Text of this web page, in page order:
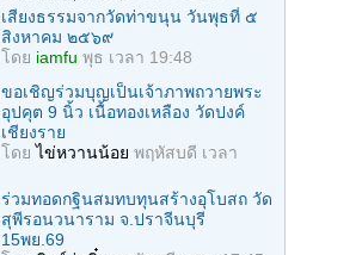
เสียงธรรมจากวัดท่าขนุน วันพุธที่ ๕
สิงหาคม ๒๕๖๙
โดย iamfu พุธ เวลา 19:48
ขอเชิญร่วมบุญเป็นเจ้าภาพถวายพระ
อุปคุต 9 นิ้ว เนื้อทองเหลือง วัดปงค์
เชียงราย
โดยไข่หวานน้อย พฤหัสบดี เวลา
ร่วมทอดกฐินสมทบทุนสร้างอุโบสถ วัด
สุพีรอนวนาราม จ.ปราจีนบุรี
15พย.69